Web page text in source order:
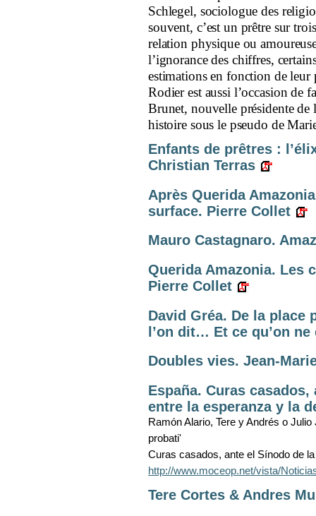
Schlegel, sociologue des
souvent, c’est un prêtre sur
relation physique ou
l’ignorance des chiffres,
estimations en fonction de
Rodier est aussi l’occasion de
Brunet, nouvelle présidente de
histoire sous le pseudo de
Enfants de prêtres :
Christian Terras
Après Querida
surface. Pierre Collet
Mauro Castagnaro.
Querida Amazonia. Les
Pierre Collet
David Gréa. De la place
l’on dit… Et ce qu’on
Doubles vies. Jean-
España. Curas
entre la esperanza y la
Ramón Alario, Tere y Andrés o
probati'
Curas casados, ante el Sínodo de
http://www.moceop.net/vista/
Tere Cortes & Andres